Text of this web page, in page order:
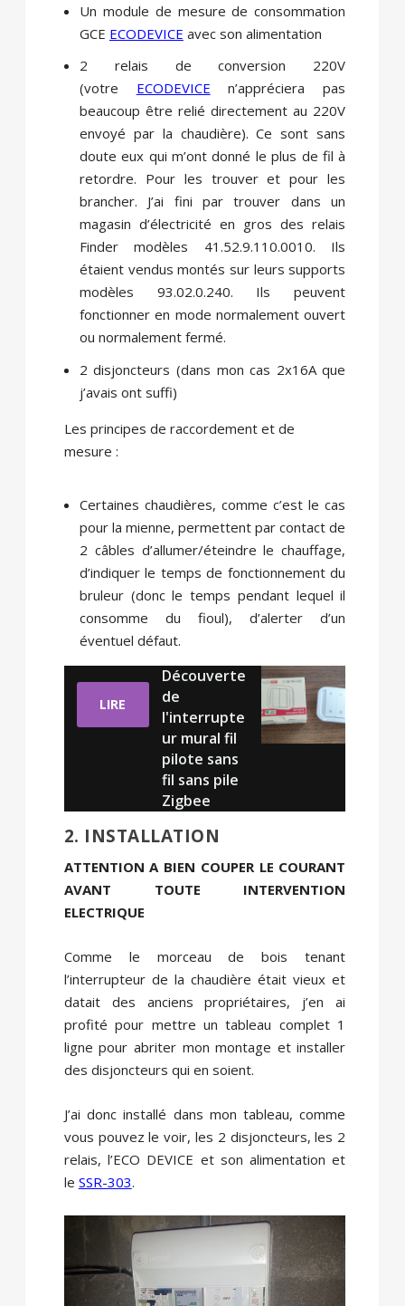
Un module de mesure de consommation
GCE ECODEVICE avec son alimentation
2 relais de conversion 220V
(votre ECODEVICE n’appréciera pas
beaucoup être relié directement au 220V
envoyé par la chaudière). Ce sont sans
doute eux qui m’ont donné le plus de fil à
retordre. Pour les trouver et pour les
brancher. J’ai fini par trouver dans un
magasin d’électricité en gros des relais
Finder modèles 41.52.9.110.0010. Ils
étaient vendus montés sur leurs supports
modèles 93.02.0.240. Ils peuvent
fonctionner en mode normalement ouvert
ou normalement fermé.
2 disjoncteurs (dans mon cas 2x16A que
j’avais ont suffi)
Les principes de raccordement et de
mesure :
Certaines chaudières, comme c’est le cas
pour la mienne, permettent par contact de
2 câbles d’allumer/éteindre le chauffage,
d’indiquer le temps de fonctionnement du
bruleur (donc le temps pendant lequel il
consomme du fioul), d’alerter d’un
éventuel défaut.
LIRE
Découverte
de
l'interrupte
ur mural fil
pilote sans
fil sans pile
Zigbee
2. INSTALLATION
ATTENTION A BIEN COUPER LE COURANT
AVANT TOUTE INTERVENTION
ELECTRIQUE
Comme le morceau de bois tenant
l’interrupteur de la chaudière était vieux et
datait des anciens propriétaires, j’en ai
profité pour mettre un tableau complet 1
ligne pour abriter mon montage et installer
des disjoncteurs qui en soient.
J’ai donc installé dans mon tableau, comme
vous pouvez le voir, les 2 disjoncteurs, les 2
relais, l’ECO DEVICE et son alimentation et
le SSR-303.